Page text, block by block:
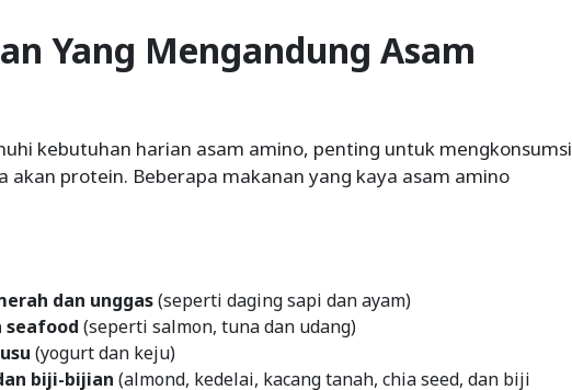
Yang Mengandung Asam
kebutuhan harian asam amino, penting untuk mengkonsumsi
akan protein. Beberapa makanan yang kaya asam amino
dan unggas(seperti daging sapi dan ayam)
seafood (seperti salmon, tuna dan udang)
(yogurt dan keju)
biji-bijian (almond, kedelai, kacang tanah, chia seed, dan biji